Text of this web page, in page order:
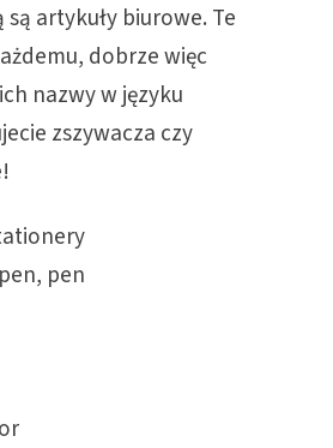
artykuły biurowe. Te
dobrze więc
nazwy w języku
zszywacza czy
pen